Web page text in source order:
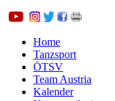
Home
Tanzsport
ÖTSV
Team Austria
Kalender